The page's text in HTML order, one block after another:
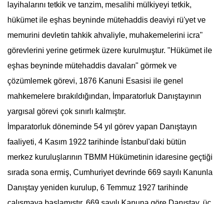
layihalarını tetkik ve tanzim, mesalihi mülkiyeyi tetkik,
hükümet ile eşhas beyninde mütehaddis deaviyi rü'yet ve
memurini devletin tahkik ahvaliyle, muhakemelerini icra"
görevlerini yerine getirmek üzere kurulmuştur. "Hükümet ile
eşhas beyninde mütehaddis davaları" görmek ve
çözümlemek görevi, 1876 Kanuni Esasisi ile genel
mahkemelere bırakıldığından, İmparatorluk Danıştayının
yargısal görevi çok sınırlı kalmıştır.
İmparatorluk döneminde 54 yıl görev yapan Danıştayın
faaliyeti, 4 Kasım 1922 tarihinde İstanbul'daki bütün
merkez kuruluşlarının TBMM Hükümetinin idaresine geçtiği
sırada sona ermiş, Cumhuriyet devrinde 669 sayılı Kanunla
Danıştayyeniden kurulup, 6 Temmuz 1927 tarihinde